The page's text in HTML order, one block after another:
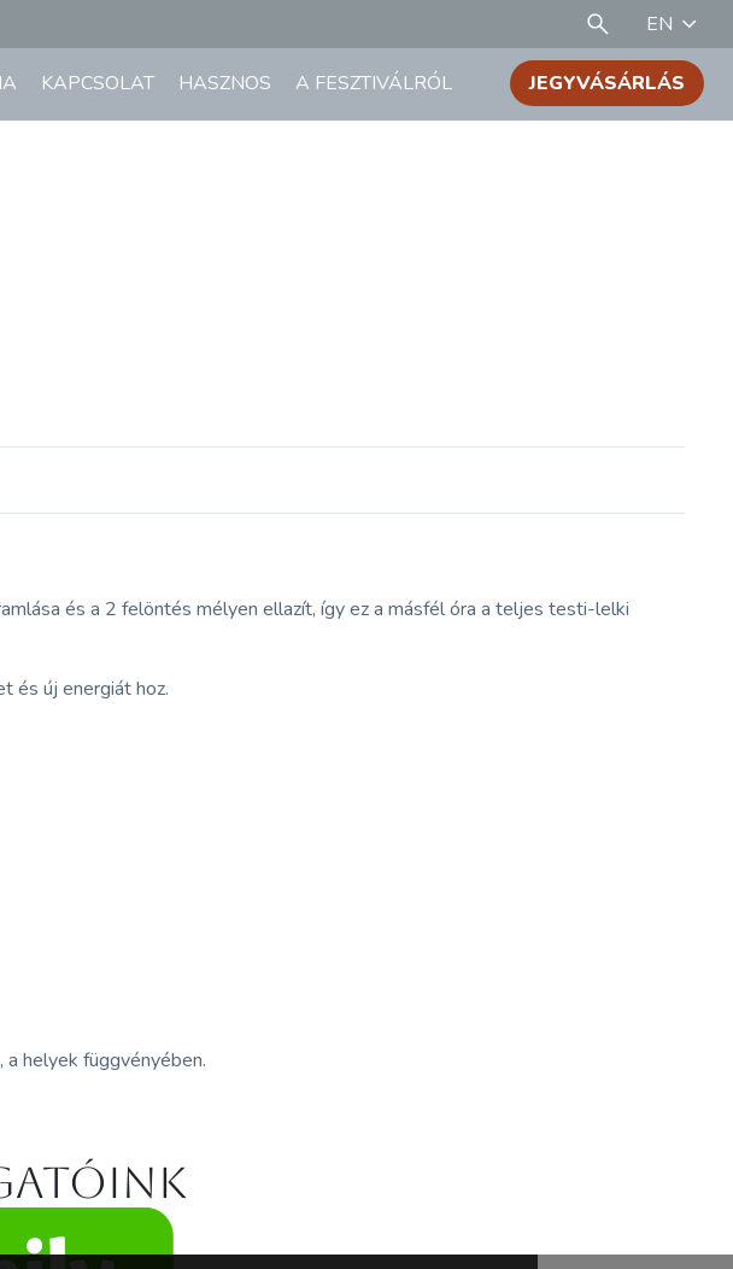
EN
KAPCSOLAT HASZNOS A FESZTIVÁLRÓL JEGYVÁSÁRLÁS
és a 2 felöntés mélyen ellazít, így ez a másfél óra a teljes testi-lelki
és új energiát hoz.
helyek függvényében.